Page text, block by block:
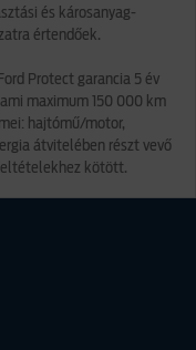
és károsanyag-
értendőek.
Protect garancia 5 év
maximum 150 000 km
hajtómű/motor,
átvitelében részt vevő
kötött.